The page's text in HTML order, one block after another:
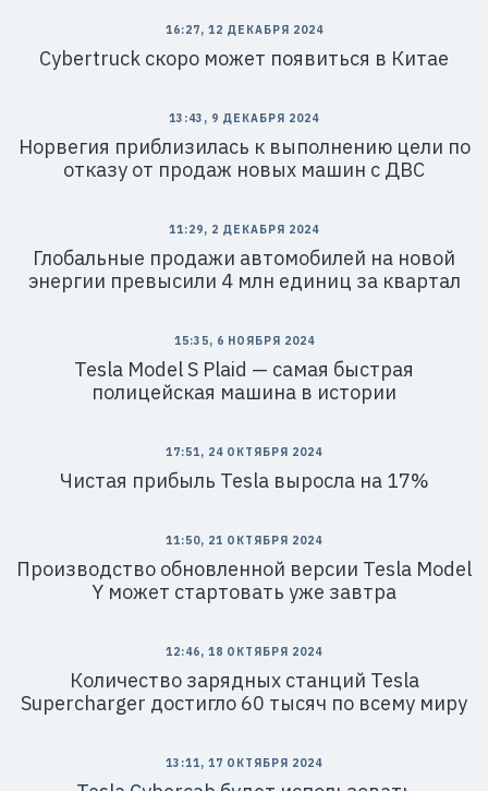
16:27, 12 ДЕКАБРЯ 2024
Cybertruck скоро может появиться в Китае
13:43, 9 ДЕКАБРЯ 2024
Норвегия приблизилась к выполнению цели по
отказу от продаж новых машин с ДВС
11:29, 2 ДЕКАБРЯ 2024
Глобальные продажи автомобилей на новой
энергии превысили 4 млн единиц за квартал
15:35, 6 НОЯБРЯ 2024
Tesla Model S Plaid — самая быстрая
полицейская машина в истории
17:51, 24 ОКТЯБРЯ 2024
Чистая прибыль Tesla выросла на 17%
11:50, 21 ОКТЯБРЯ 2024
Производство обновленной версии Tesla Model
Y может стартовать уже завтра
12:46, 18 ОКТЯБРЯ 2024
Количество зарядных станций Tesla
Supercharger достигло 60 тысяч по всему миру
13:11, 17 ОКТЯБРЯ 2024